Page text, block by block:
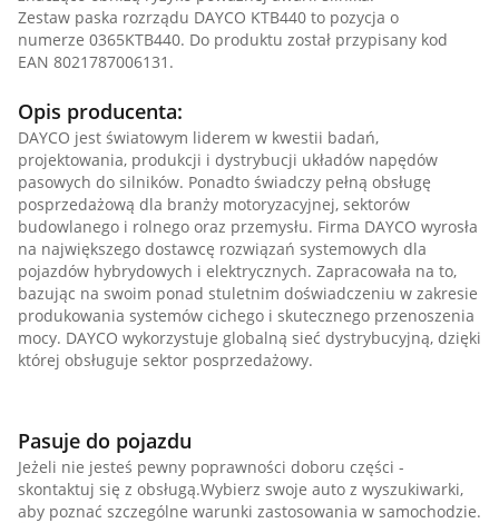
Zestaw paska rozrządu DAYCO KTB440 to pozycja o
numerze 0365KTB440. Do produktu został przypisany kod
EAN 8021787006131.
Opis producenta:
DAYCO jest światowym liderem w kwestii badań,
projektowania, produkcji i dystrybucji układów napędów
pasowych do silników. Ponadto świadczy pełną obsługę
posprzedażową dla branży motoryzacyjnej, sektorów
budowlanego i rolnego oraz przemysłu. Firma DAYCO wyrosła
na największego dostawcę rozwiązań systemowych dla
pojazdów hybrydowych i elektrycznych. Zapracowała na to,
bazując na swoim ponad stuletnim doświadczeniu w zakresie
produkowania systemów cichego i skutecznego przenoszenia
mocy. DAYCO wykorzystuje globalną sieć dystrybucyjną, dzięki
której obsługuje sektor posprzedażowy.
Pasuje do pojazdu
Jeżeli nie jesteś pewny poprawności doboru części -
skontaktuj się z obsługą.Wybierz swoje auto z wyszukiwarki,
aby poznać szczególne warunki zastosowania w samochodzie.